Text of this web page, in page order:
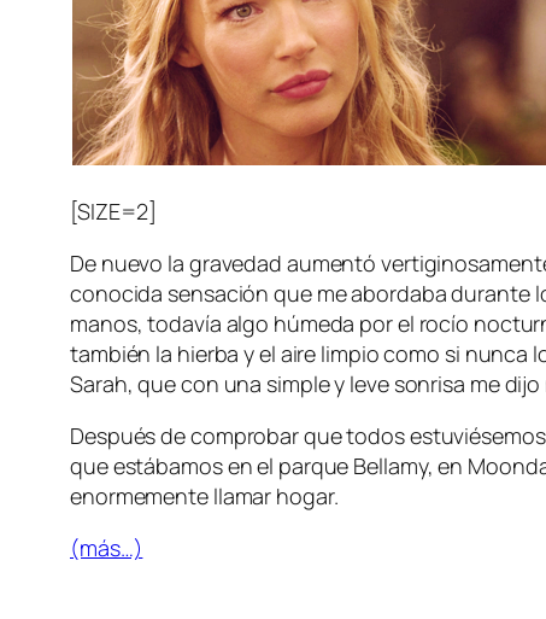
[SIZE=2]
De nuevo la gravedad aumentó
conocida sensación que me abordaba durante
manos, todavía algo húmeda por el rocío
también la hierba y el aire limpio como si nunca
Sarah, que con una simple y leve sonrisa me
Después de comprobar que todos
que estábamos en el parque Bellamy, en
enormemente llamar hogar.
(más…)